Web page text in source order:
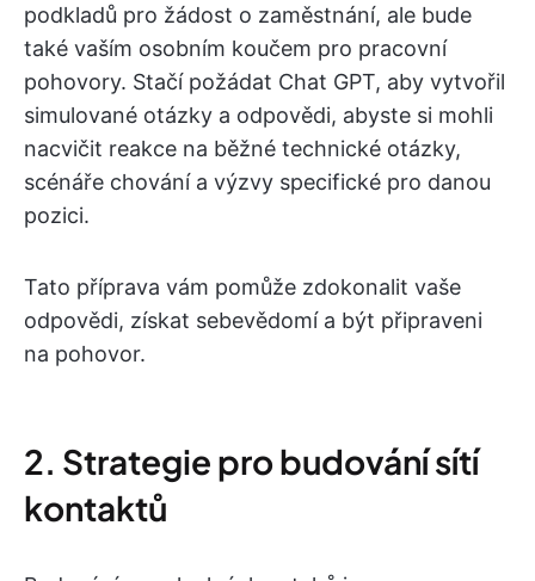
podkladů pro žádost o zaměstnání, ale bude
také vaším osobním koučem pro pracovní
pohovory. Stačí požádat Chat GPT, aby vytvořil
simulované otázky a odpovědi, abyste si mohli
nacvičit reakce na běžné technické otázky,
scénáře chování a výzvy specifické pro danou
pozici.
Tato příprava vám pomůže zdokonalit vaše
odpovědi, získat sebevědomí a být připraveni
na pohovor.
2. Strategie pro budování sítí
kontaktů